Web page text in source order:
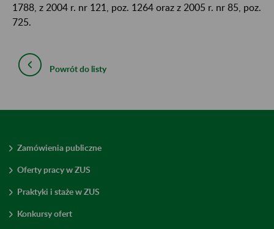
1788, z 2004 r. nr 121, poz. 1264 oraz z 2005 r. nr 85, poz.
725.
Powrót do listy
Zamówienia publiczne
Oferty pracy w ZUS
Praktyki i staże w ZUS
Konkursy ofert